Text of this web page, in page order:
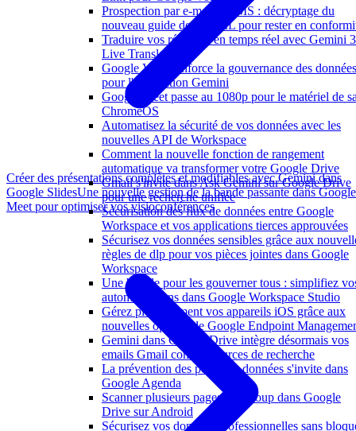
Prospection par e-mail et SMS : décryptage du
nouveau guide de la CNIL pour rester en
Traduire vos réunions en temps réel avec Gemini
Live Translate
Google Vault renforce la gouvernance des données
pour l'application Gemini
Google Meet passe au 1080p pour le matériel de
ChromeOS
Automatisez la sécurité de vos données avec les
nouvelles API de Workspace
Comment la nouvelle fonction de rangement
automatique va transformer votre Google Drive
Gmail s'invite dans Ask Gemini sur Google Drive
pour une recherche unifiée
Sécurisation des flux de données entre Google
Workspace et vos applications tierces approuvées
Sécurisez vos données sensibles grâce aux
règles de dlp pour vos pièces jointes dans Google
Workspace
Une boucle pour les gouverner tous : simplifiez
automatisations dans Google Workspace Studio
Gérez plus finement vos appareils iOS grâce aux
nouvelles options de Google Endpoint
Gemini dans Google Drive intègre désormais vos
emails Gmail comme sources de recherche
La prévention des pertes de données s'invite dans
Google Agenda
Scanner plusieurs pages d'un coup dans Google
Drive sur Android
Sécurisez vos données professionnelles sans
Créer des présentations complètes et modifiables avec Gemini dans
Google SlidesUne nouvelle gestion de la bande passante dans Google
Meet pour optimiser vos visioconférences